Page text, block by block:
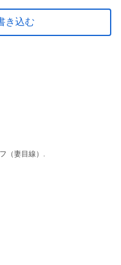
き込む
（妻目線）.